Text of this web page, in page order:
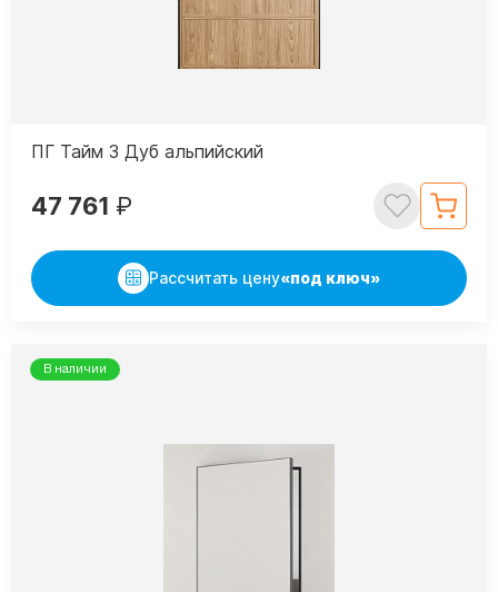
ПГ Тайм 3 Дуб альпийский
47 761 ₽
Рассчитать цену«под ключ»
В наличии